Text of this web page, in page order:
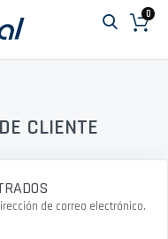
0
CLIENTE
de correo electrónico.